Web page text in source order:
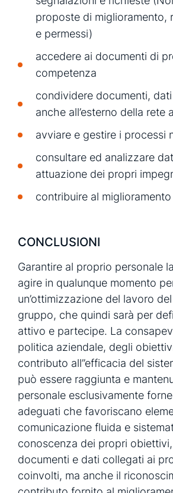
proposte di miglioramento,
e permessi)
accedere ai documenti di
competenza
condividere documenti,
anche all’esterno della rete
avviare e gestire i processi
consultare ed analizzare
attuazione dei propri
contribuire al
CONCLUSIONI
Garantire al proprio personale
agire in qualunque momento
un’ottimizzazione del lavoro
gruppo, che quindi sarà per
attivo e partecipe. La
politica aziendale, degli
contributo all’’efficacia del
può essere raggiunta e
personale esclusivamente
adeguati che favoriscano
comunicazione fluida e
conoscenza dei propri obiettivi,
documenti e dati collegati ai
coinvolti, ma anche il